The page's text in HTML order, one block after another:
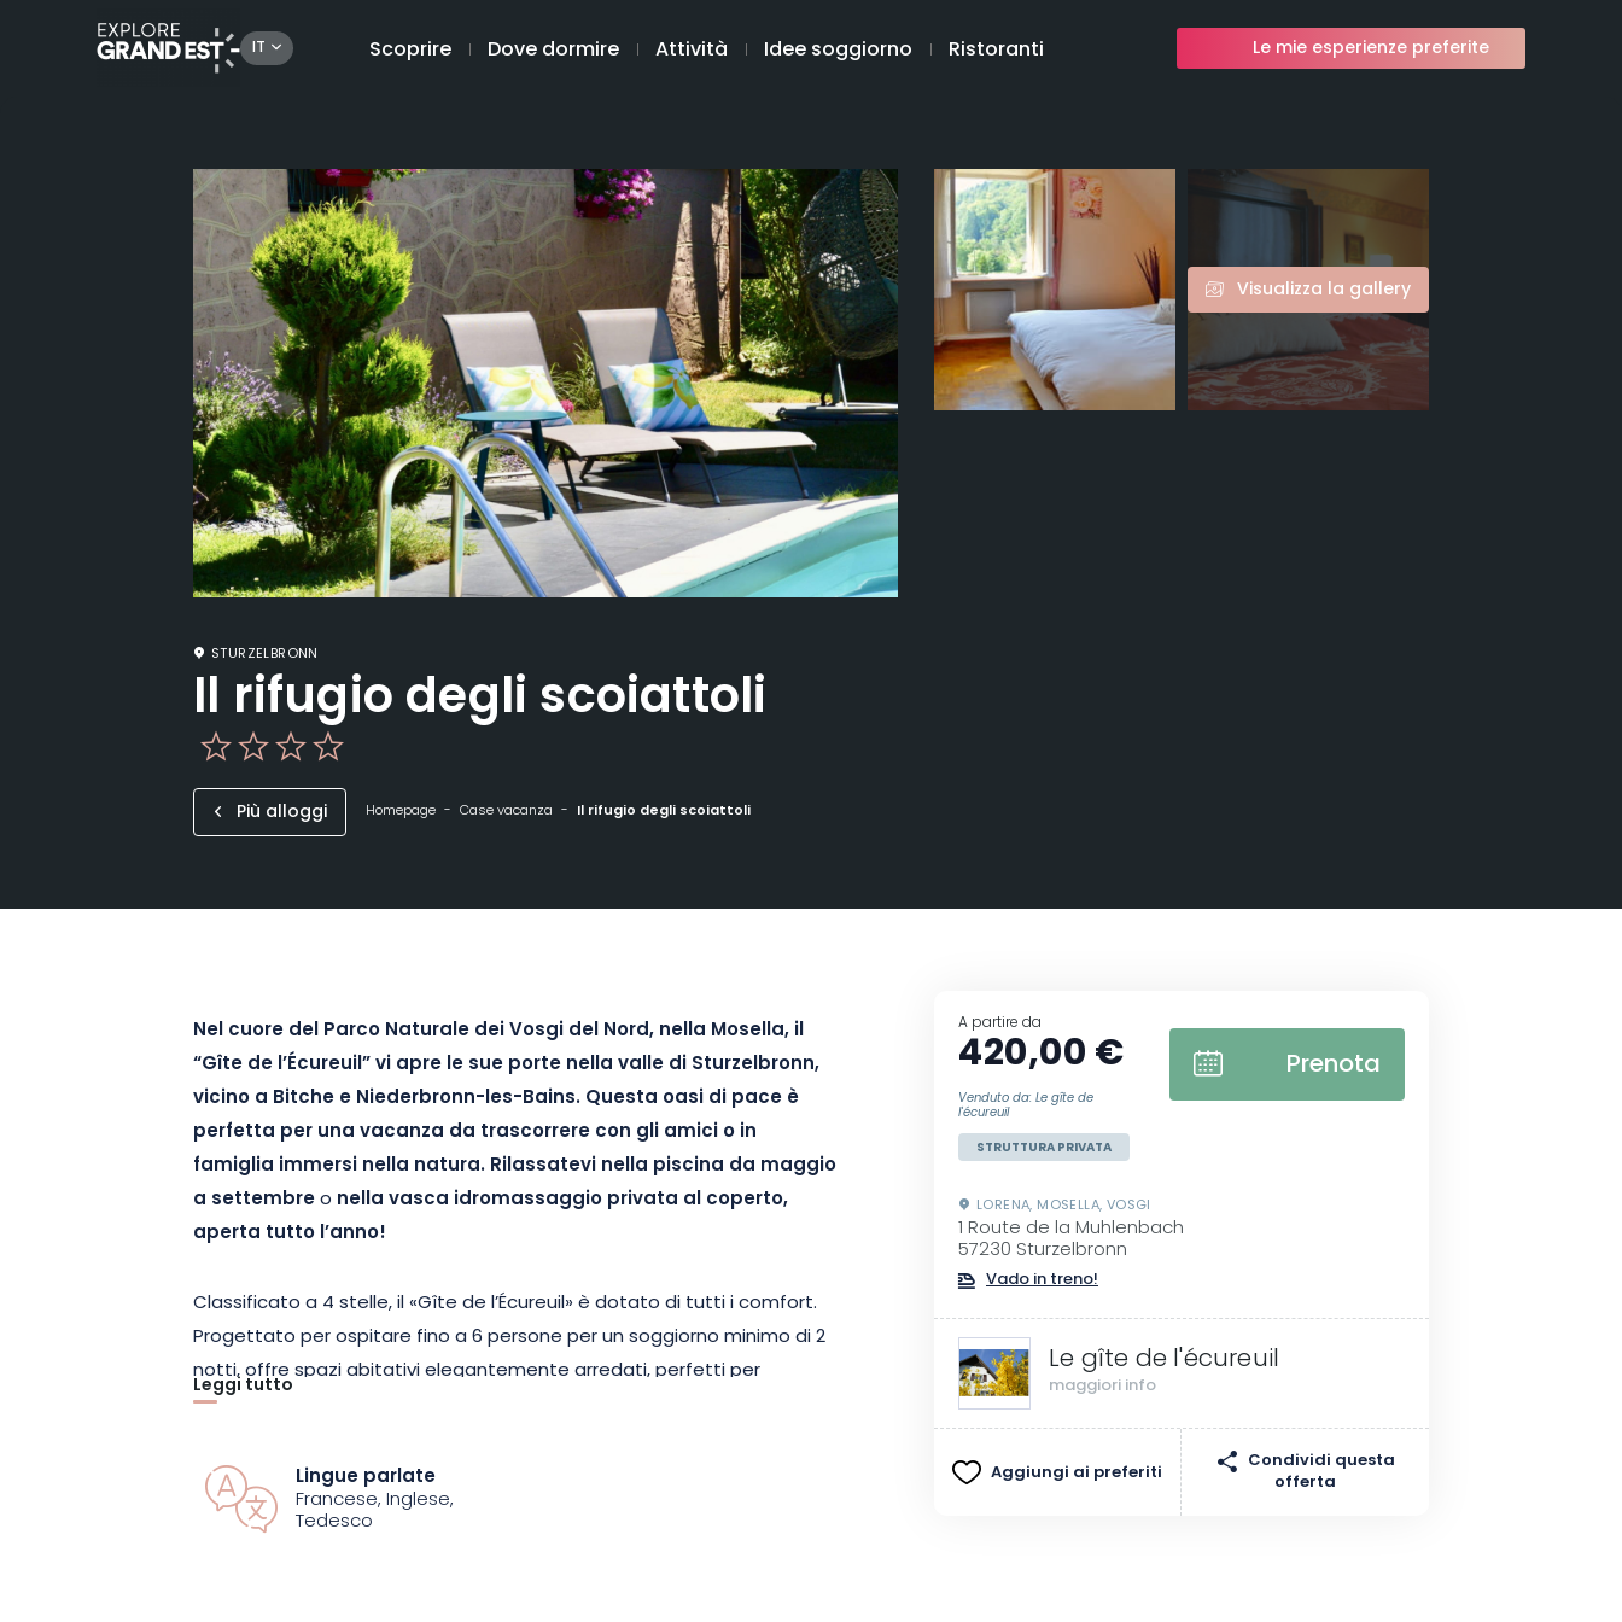
IT Scoprire Dove dormire Attività Idee soggiorno Ristoranti Le mie esperienze preferite
Visualizza la gallery
STURZELBRONN
Il rifugio degli scoiattoli
Più alloggi Homepage Case vacanza Il rifugio degli scoiattoli
Nel cuore del Parco Naturale dei Vosgi del Nord, nella Mosella, il
“Gîte de l’Écureuil” vi apre le sue porte nella valle di Sturzelbronn,
vicino a Bitche e Niederbronn-les-Bains. Questa oasi di pace è
perfetta per una vacanza da trascorrere con gli amici o in
famiglia immersi nella natura. Rilassatevi nella piscina da maggio
a settembreo nella vasca idromassaggio privata al coperto,
aperta tutto l’anno!
Classificato a 4 stelle, il «Gîte de l’Écureuil» è dotato di tutti i comfort.
Progettato per ospitare fino a 6 persone per un soggiorno minimo di 2
notti, offre spazi abitativi elegantemente arredati, perfetti per
momenti di convivialità.
La casa è situata nel cuore della rigogliosa foresta di Sturzelbronn. Gli
amanti della natura rimarranno affascinati da questo scenario idilliaco,
con una piscina e una vasca idromassaggio privata coperta per 4
Leggi tutto
Lingue parlate
Francese, Inglese,
Tedesco
A partire da
420,00 €
Venduto da: Le gîte de
l'écureuil
Prenota
STRUTTURA PRIVATA
LORENA, MOSELLA, VOSGI
1 Route de la Muhlenbach
57230 Sturzelbronn
Vado in treno!
Le gîte de l'écureuil
maggiori info
Aggiungi ai preferiti
Condividi questa
offerta